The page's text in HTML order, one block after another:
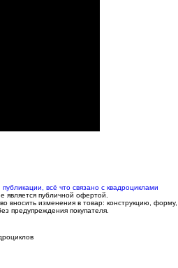
всё что связано с квадроциклами
публичной офертой.
вносить изменения в товар: конструкцию, форму,
предупреждения покупателя.